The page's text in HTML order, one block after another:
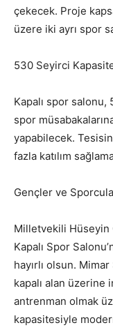
çekecek. Proje
üzere iki ayrı spor
530 Seyirci
Kapalı spor
spor
yapabilecek.
fazla katılım
Gençler ve
Milletvekili Hüseyin
Kapalı Spor
hayırlı olsun.
kapalı alan
antrenman olmak
kapasitesiyle